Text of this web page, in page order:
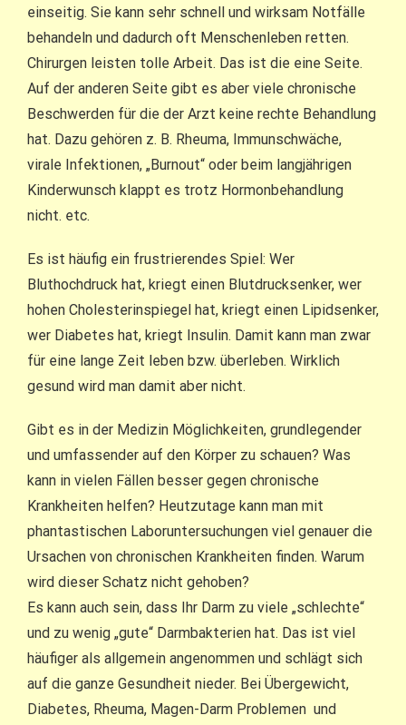
einseitig. Sie kann sehr schnell und wirksam Notfälle
behandeln und dadurch oft Menschenleben retten.
Chirurgen leisten tolle Arbeit. Das ist die eine Seite.
Auf der anderen Seite gibt es aber viele chronische
Beschwerden für die der Arzt keine rechte Behandlung
hat. Dazu gehören z. B. Rheuma, Immunschwäche,
virale Infektionen, „Burnout“ oder beim langjährigen
Kinderwunsch klappt es trotz Hormonbehandlung
nicht. etc.
Es ist häufig ein frustrierendes Spiel: Wer
Bluthochdruck hat, kriegt einen Blutdrucksenker, wer
hohen Cholesterinspiegel hat, kriegt einen Lipidsenker,
wer Diabetes hat, kriegt Insulin. Damit kann man zwar
für eine lange Zeit leben bzw. überleben. Wirklich
gesund wird man damit aber nicht.
Gibt es in der Medizin Möglichkeiten, grundlegender
und umfassender auf den Körper zu schauen? Was
kann in vielen Fällen besser gegen chronische
Krankheiten helfen? Heutzutage kann man mit
phantastischen Laboruntersuchungen viel genauer die
Ursachen von chronischen Krankheiten finden. Warum
wird dieser Schatz nicht gehoben?
Es kann auch sein, dass Ihr Darm zu viele „schlechte“
und zu wenig „gute“ Darmbakterien hat. Das ist viel
häufiger als allgemein angenommen und schlägt sich
auf die ganze Gesundheit nieder. Bei Übergewicht,
Diabetes, Rheuma, Magen-Darm Problemen und